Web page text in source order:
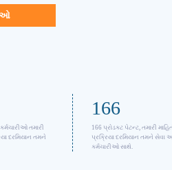
તમારી
દરમિયાન તમને
166
166 પ્રોડક્ટ પેટન્ટ, તમારી
પ્રક્રિયા દરમિયાન તમને સેવા
કર્મચારીઓ સાથે.